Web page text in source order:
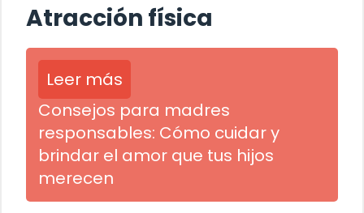
Atracción física
Leer más
Consejos para madres
responsables: Cómo cuidar y
brindar el amor que tus hijos
merecen